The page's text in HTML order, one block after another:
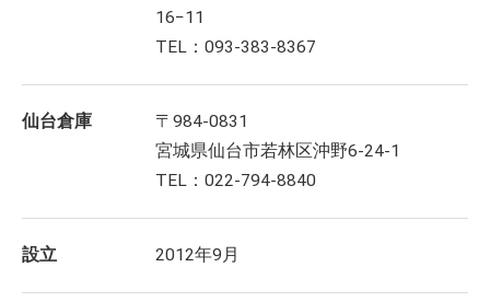
16−11
TEL：093-383-8367
仙台倉庫
〒984-0831
宮城県仙台市若林区沖野6-24-1
TEL：022-794-8840
設立 2012年9月